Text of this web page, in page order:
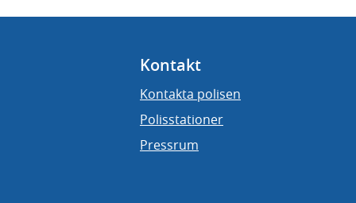
Kontakt
Kontakta polisen
Polisstationer
Pressrum